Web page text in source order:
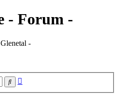
- Forum -
-
Suche